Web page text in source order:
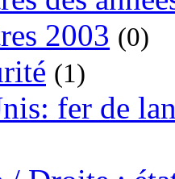
2003 (0)
(1)
fer de